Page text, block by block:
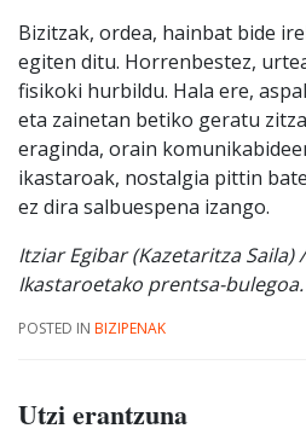
Bizitzak, ordea, hainbat bide
egiten ditu. Horrenbestez,
fisikoki hurbildu. Hala ere,
eta zainetan betiko geratu
eraginda, orain
ikastaroak, nostalgia pittin
ez dira salbuespena izango.
Itziar Egibar (Kazetaritza Saila)
Ikastaroetako prentsa-bulegoa.
POSTED IN BIZIPENAK
Utzi erantzuna